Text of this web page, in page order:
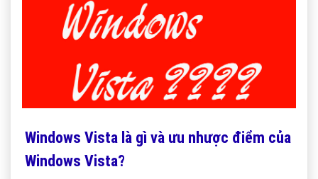
Windows Vista là gì và ưu nhược điểm của
Windows Vista?